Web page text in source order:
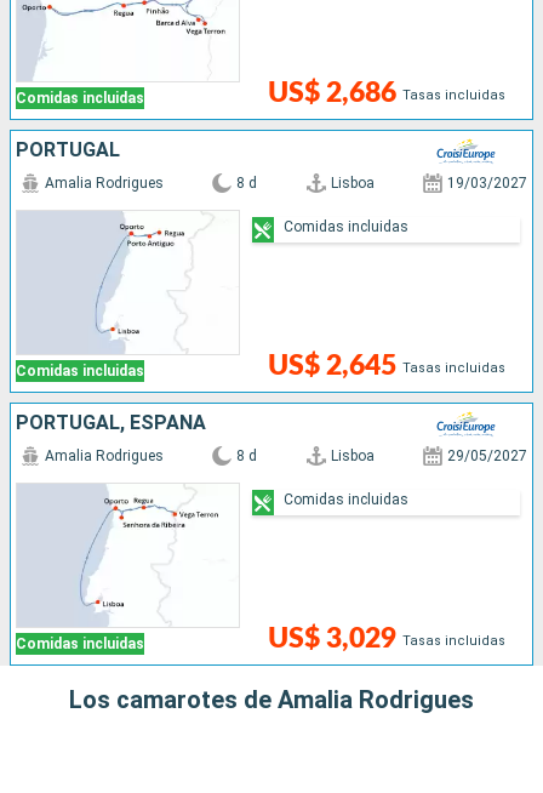
Comidas incluidas US$ 2,686 Tasas incluidas
PORTUGAL
Comidas incluidas
Amalia Rodrigues 8 d Lisboa 19/03/2027
US$ 2,645 Tasas incluidas
Comidas incluidas
PORTUGAL, ESPAÑA
Comidas incluidas
Amalia Rodrigues 8 d Lisboa 29/05/2027
US$ 3,029 Tasas incluidas
Comidas incluidas
Los camarotes de Amalia Rodrigues